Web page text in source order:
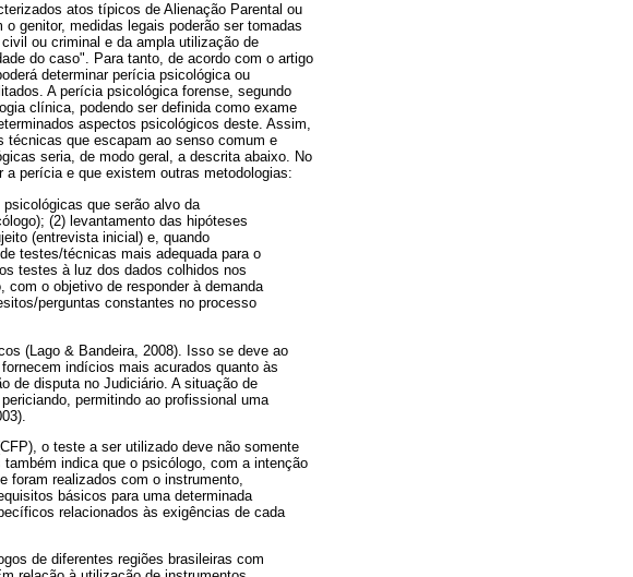
atos típicos de Alienação Parental ou
genitor, medidas legais poderão ser tomadas
ou criminal e da ampla utilização de
do caso". Para tanto, de acordo com o artigo
determinar perícia psicológica ou
A perícia psicológica forense, segundo
clínica, podendo ser definida como exame
aspectos psicológicos deste. Assim,
técnicas que escapam ao senso comum e
seria, de modo geral, a descrita abaixo. No
perícia e que existem outras metodologias:
que serão alvo da
(2) levantamento das hipóteses
(entrevista inicial) e, quando
testes/técnicas mais adequada para o
testes à luz dos dados colhidos nos
o objetivo de responder à demanda
perguntas constantes no processo
(Lago & Bandeira, 2008). Isso se deve ao
indícios mais acurados quanto às
de disputa no Judiciário. A situação de
permitindo ao profissional uma
o teste a ser utilizado deve não somente
indica que o psicólogo, com a intenção
realizados com o instrumento,
básicos para uma determinada
relacionados às exigências de cada
de diferentes regiões brasileiras com